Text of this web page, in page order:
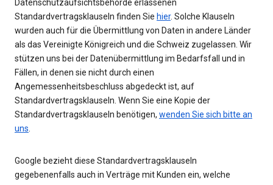
Datenschutzaufsichtsbehörde erlassenen
Standardvertragsklauseln finden Sie hier. Solche Klauseln
wurden auch für die Übermittlung von Daten in andere Länder
als das Vereinigte Königreich und die Schweiz zugelassen. Wir
stützen uns bei der Datenübermittlung im Bedarfsfall und in
Fällen, in denen sie nicht durch einen
Angemessenheitsbeschluss abgedeckt ist, auf
Standardvertragsklauseln. Wenn Sie eine Kopie der
Standardvertragsklauseln benötigen, wenden Sie sich bitte an
uns.
Google bezieht diese Standardvertragsklauseln
gegebenenfalls auch in Verträge mit Kunden ein, welche